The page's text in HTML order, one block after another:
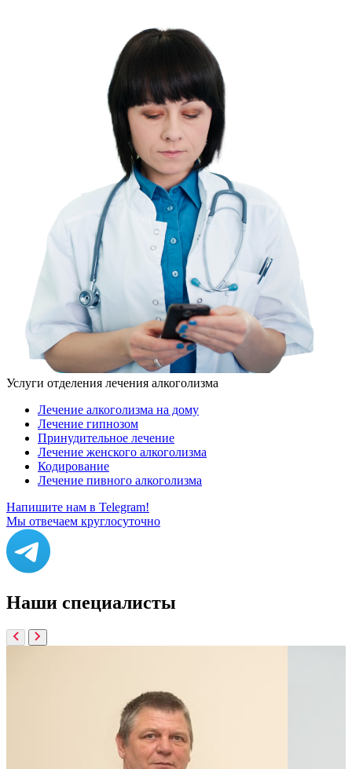
Услуги отделения лечения алкоголизма
Лечение алкоголизма на дому
Лечение гипнозом
Принудительное лечение
Лечение женского алкоголизма
Кодирование
Лечение пивного алкоголизма
Напишите нам в Telegram!
Мы отвечаем круглосуточно
Наши специалисты